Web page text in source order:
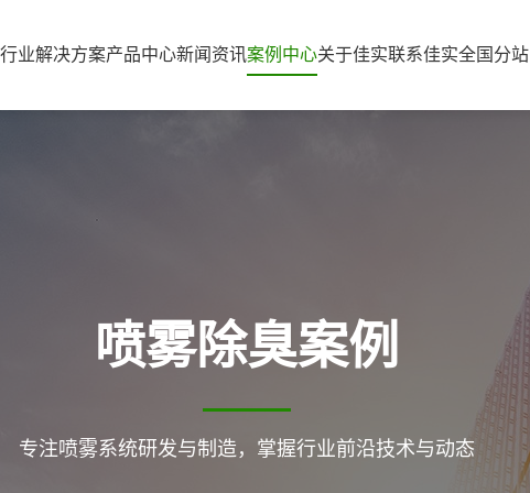
行业解决方案产品中心新闻资讯案例中心关于佳实联系佳实全国分站
喷雾除臭案例
专注喷雾系统研发与制造，掌握行业前沿技术与动态